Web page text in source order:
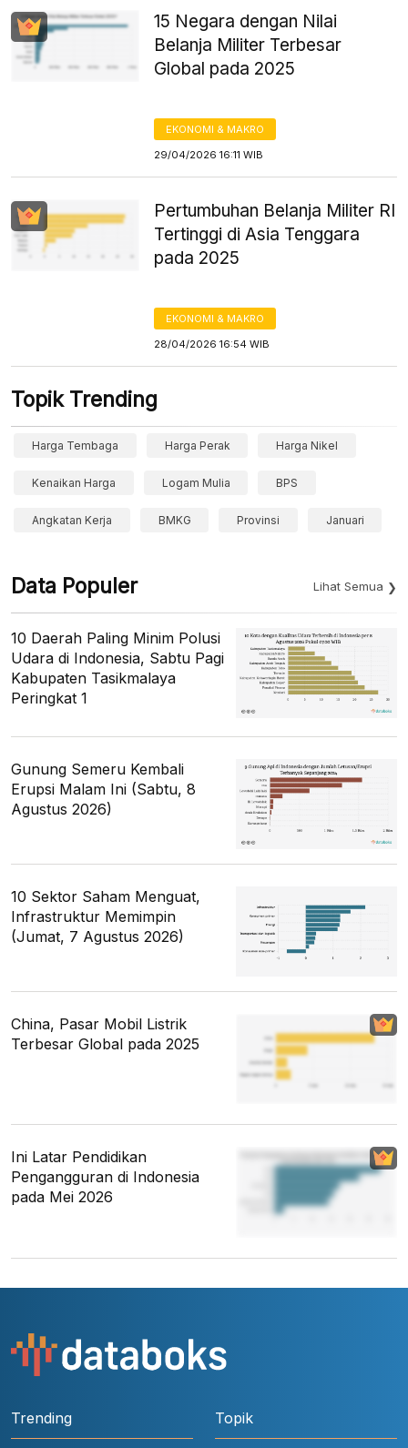
15 Negara dengan Nilai
Belanja Militer Terbesar
Global pada 2025
EKONOMI & MAKRO
29/04/2026 16:11 WIB
Pertumbuhan Belanja Militer RI
Tertinggi di Asia Tenggara
pada 2025
EKONOMI & MAKRO
28/04/2026 16:54 WIB
Topik Trending
Harga Tembaga Harga Perak Harga Nikel
Kenaikan Harga Logam Mulia BPS
Angkatan Kerja BMKG Provinsi Januari
Data Populer Lihat Semua
10 Daerah Paling Minim Polusi
Udara di Indonesia, Sabtu Pagi
Kabupaten Tasikmalaya
Peringkat 1
Gunung Semeru Kembali
Erupsi Malam Ini (Sabtu, 8
Agustus 2026)
10 Sektor Saham Menguat,
Infrastruktur Memimpin
(Jumat, 7 Agustus 2026)
China, Pasar Mobil Listrik
Terbesar Global pada 2025
Ini Latar Pendidikan
Pengangguran di Indonesia
pada Mei 2026
Trending Topik